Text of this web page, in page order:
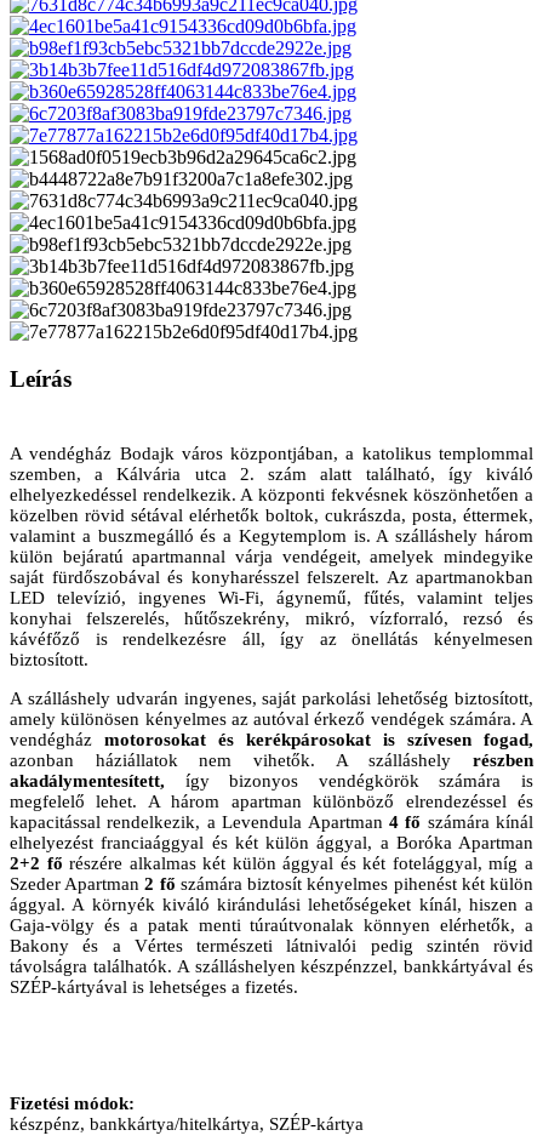
Leírás
A vendégház Bodajk város központjában, a katolikus templommal
szemben, a Kálvária utca 2. szám alatt található, így kiváló
elhelyezkedéssel rendelkezik. A központi fekvésnek köszönhetően a
közelben rövid sétával elérhetők boltok, cukrászda, posta, éttermek,
valamint a buszmegálló és a Kegytemplom is. A szálláshely három
külön bejáratú apartmannal várja vendégeit, amelyek mindegyike
saját fürdőszobával és konyharésszel felszerelt. Az apartmanokban
LED televízió, ingyenes Wi-Fi, ágynemű, fűtés, valamint teljes
konyhai felszerelés, hűtőszekrény, mikró, vízforraló, rezsó és
kávéfőző is rendelkezésre áll, így az önellátás kényelmesen
biztosított.
A szálláshely udvarán ingyenes, saját parkolási lehetőség biztosított,
amely különösen kényelmes az autóval érkező vendégek számára. A
vendégház motorosokat és kerékpárosokat is szívesen fogad,
azonban háziállatok nem vihetők. A szálláshely részben
akadálymentesített, így bizonyos vendégkörök számára is
megfelelő lehet. A három apartman különböző elrendezéssel és
kapacitással rendelkezik, a Levendula Apartman 4 fő számára kínál
elhelyezést franciaággyal és két külön ággyal, a Boróka Apartman
2+2 fő részére alkalmas két külön ággyal és két fotelággyal, míg a
Szeder Apartman2 fő számára biztosít kényelmes pihenést két külön
ággyal. A környék kiváló kirándulási lehetőségeket kínál, hiszen a
Gaja-völgy és a patak menti túraútvonalak könnyen elérhetők, a
Bakony és a Vértes természeti látnivalói pedig szintén rövid
távolságra találhatók. A szálláshelyen készpénzzel, bankkártyával és
SZÉP-kártyával is lehetséges a fizetés.
Fizetési módok:
készpénz, bankkártya/hitelkártya, SZÉP-kártya